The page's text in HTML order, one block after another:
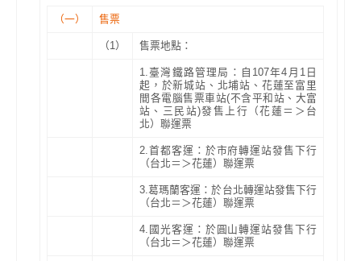
（一） 售票
（1） 售票地點：
1.臺灣鐵路管理局：自107年4月1日
起，於新城站、北埔站、花蓮至富里
間各電腦售票車站(不含平和站、大富
站、三民站)發售上行（花蓮＝＞台
北）聯運票
2.首都客運：於市府轉運站發售下行
（台北＝＞花蓮）聯運票
3.葛瑪蘭客運：於台北轉運站發售下行
（台北＝＞花蓮）聯運票
4.國光客運：於圓山轉運站發售下行
（台北＝＞花蓮）聯運票